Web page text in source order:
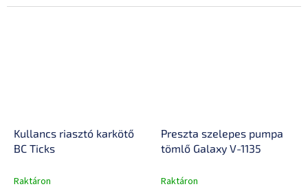
Kullancs riasztó karkötő
BC Ticks
Raktáron
Preszta szelepes pumpa
tömlő Galaxy V-1135
Raktáron